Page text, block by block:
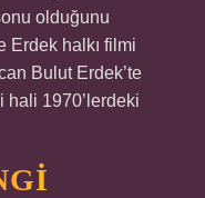
olduğunu
Erdek halkı filmi
Bulut Erdek’te
hali 1970’lerdeki